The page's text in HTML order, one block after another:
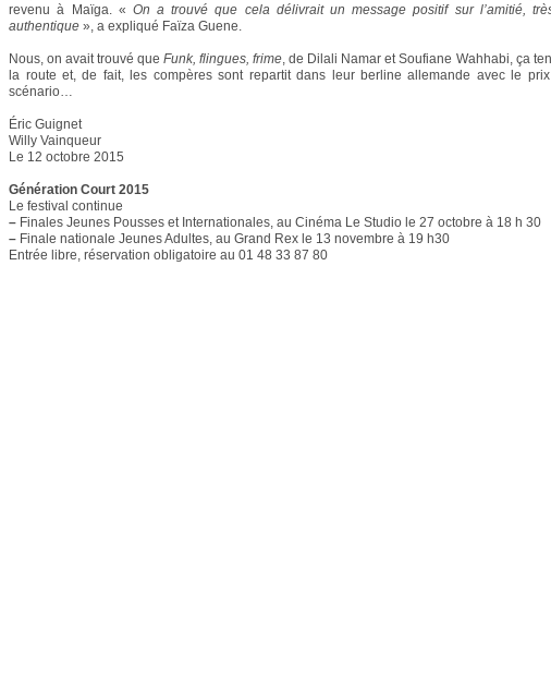
revenu à Maïga. « On a trouvé que cela délivrait un message positif sur l’amitié,
authentique », a expliqué Faïza Guene.
Nous, on avait trouvé queFunk, flingues, frime, de Dilali Namar et Soufiane Wahhabi, ça
la route et, de fait, les compères sont repartit dans leur berline allemande avec le
scénario…
Éric Guignet
Willy Vainqueur
Le 12 octobre 2015
Génération Court 2015
Le festival continue
– Finales Jeunes Pousses et Internationales, au Cinéma Le Studio le 27 octobre à 18 h 30
– Finale nationale Jeunes Adultes, au Grand Rex le 13 novembre à 19 h30
Entrée libre, réservation obligatoire au 01 48 33 87 80